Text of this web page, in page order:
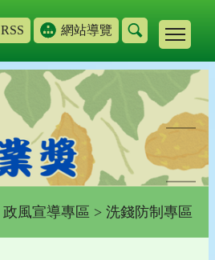
RSS 網站導覽
政風宣導專區 > 洗錢防制專區